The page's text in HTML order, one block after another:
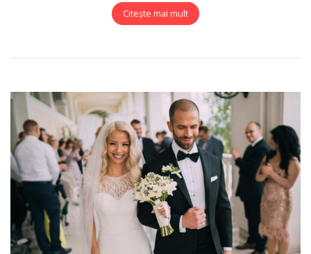
Citește mai mult